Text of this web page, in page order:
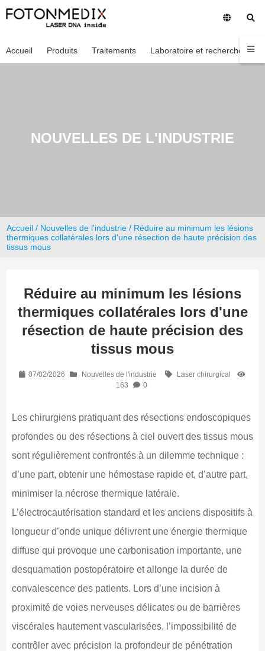
Accueil Produits Traitements Laboratoire et recherche
NOUVELLES DE L'INDUSTRIE
Accueil / Nouvelles de l'industrie / Réduire au minimum les lésions
thermiques collatérales lors d'une résection de haute précision des
tissus mous
Réduire au minimum les lésions
thermiques collatérales lors d'une
résection de haute précision des
tissus mous
07/02/2026 Nouvelles de l'industrie
Laser chirurgical
163
0
Les chirurgiens pratiquant des résections endoscopiques
profondes ou des résections à ciel ouvert des tissus mous
sont régulièrement confrontés à un dilemme technique :
d’une part, obtenir une hémostase rapide et, d’autre part,
minimiser la nécrose thermique latérale.
L’électrocautérisation standard et les anciens dispositifs à
longueur d’onde unique délivrent une énergie thermique
diffuse qui provoque une carbonisation importante, une
desquamation postopératoire et allonge la durée de
convalescence des patients. Lors d’une incision à
proximité de voies nerveuses délicates ou de barrières
viscérales hautement vascularisées, l’impossibilité de
contrôler avec précision la profondeur de pénétration